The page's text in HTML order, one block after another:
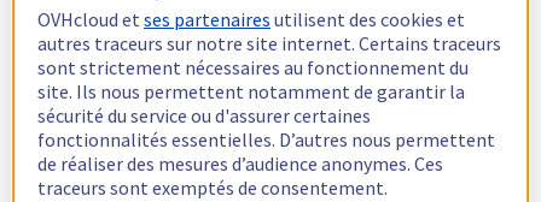
OVHcloud etses partenaires utilisent des cookies et
autres traceurs sur notre site internet. Certains traceurs
sont strictement nécessaires au fonctionnement du
site. Ils nous permettent notamment de garantir la
sécurité du service ou d'assurer certaines
fonctionnalités essentielles. D’autres nous permettent
de réaliser des mesures d’audience anonymes. Ces
traceurs sont exemptés de consentement.